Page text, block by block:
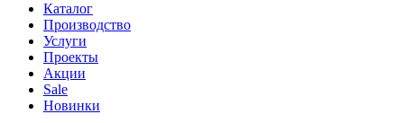
Каталог
Производство
Услуги
Проекты
Акции
Sale
Новинки